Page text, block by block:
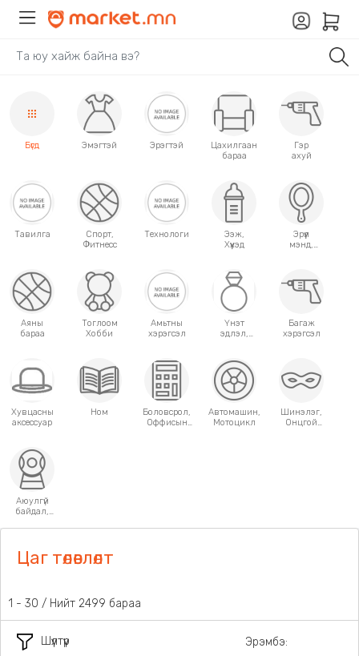
Бүгд Эмэгтэй Эрэгтэй
Цахилгаан
бараа
Гэр
ахуй
Тавилга
Спорт,
Фитнесс
Технологи
Ээж,
Хүүхэд
Эрүүл
мэнд,
Аяны
бараа
Тоглоом
Хобби
Амьтны
хэрэгсэл
Үнэт
эдлэл,
Багаж
хэрэгсэл
Хувцасны
аксессуар
Ном
Боловсрол,
Оффисын
Автомашин,
Мотоцикл
Шинэлэг,
Онцгой
Аюулгүй
байдал,
Цаг төлөвлөлт
Шүүлтүүр
1 - 30 / Нийт 2499 бараа
Эрэмбэ: